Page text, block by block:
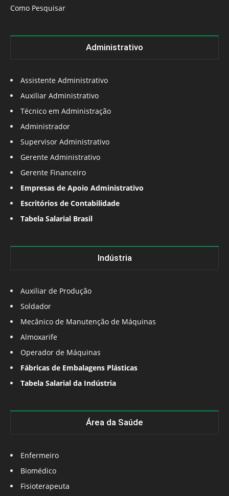
Como Pesquisar
Administrativo
Assistente Administrativo
Auxiliar Administrativo
Técnico em Administração
Administrador
Supervisor Administrativo
Gerente Administrativo
Gerente Financeiro
Empresas de Apoio Administrativo
Escritórios de Contabilidade
Tabela Salarial Brasil
Indústria
Auxiliar de Produção
Soldador
Mecânico de Manutenção de Máquinas
Almoxarife
Operador de Máquinas
Fábricas de Embalagens Plásticas
Tabela Salarial da Indústria
Área da Saúde
Enfermeiro
Biomédico
Fisioterapeuta